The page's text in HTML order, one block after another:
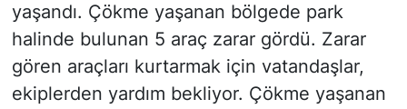
yaşandı. Çökme yaşanan bölgede park
halinde bulunan 5 araç zarar gördü. Zarar
gören araçları kurtarmak için vatandaşlar,
ekiplerden yardım bekliyor. Çökme yaşanan